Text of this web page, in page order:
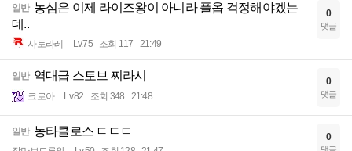
일반 농심은 이제 라이즈왕이 아니라 플옵 걱정해야겠는
데..
사토라레 Lv.75 조회 117 21:49
0
댓글
일반 역대급 스토브 찌라시
크로아 Lv.82 조회 348 21:48
0
댓글
일반 농타클로스 ㄷㄷㄷ 0